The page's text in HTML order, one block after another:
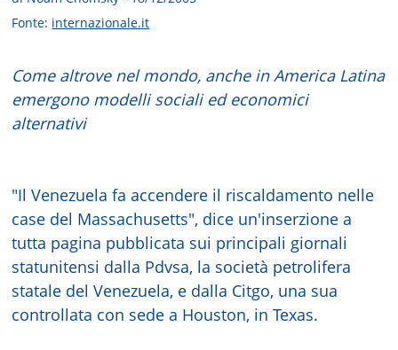
Fonte: internazionale.it
Come altrove nel mondo, anche in America Latina
emergono modelli sociali ed economici
alternativi
"Il Venezuela fa accendere il riscaldamento nelle
case del Massachusetts", dice un'inserzione a
tutta pagina pubblicata sui principali giornali
statunitensi dalla Pdvsa, la società petrolifera
statale del Venezuela, e dalla Citgo, una sua
controllata con sede a Houston, in Texas.